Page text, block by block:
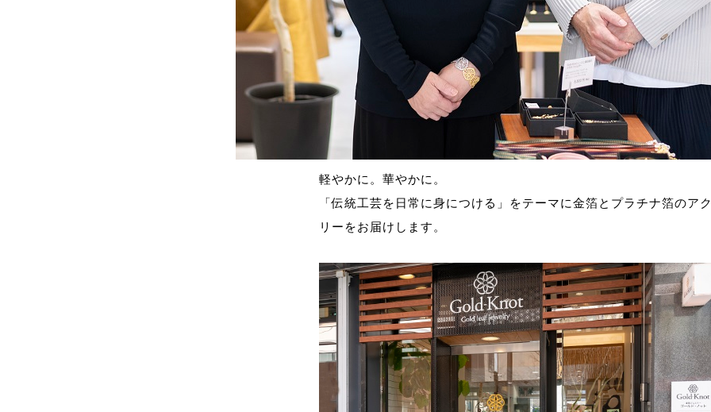
軽やかに。華やかに。
「伝統工芸を日常に身につける」をテーマに金箔とプラチナ箔のア
リーをお届けします。